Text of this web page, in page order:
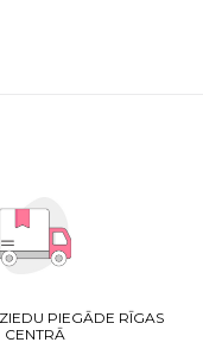
PIEGĀDE RĪGAS
CENTRĀ